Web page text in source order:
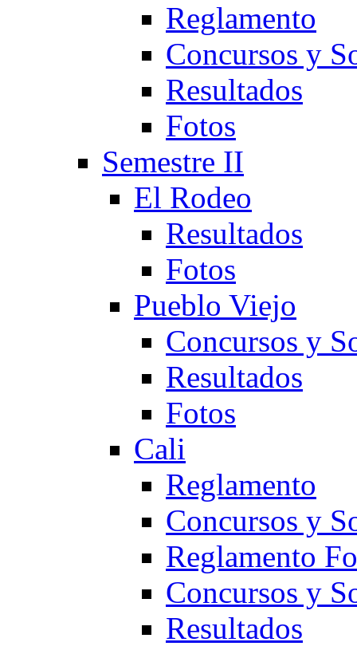
Reglamento
Concursos y
Resultados
Fotos
Semestre II
El Rodeo
Resultados
Fotos
Pueblo Viejo
Concursos y
Resultados
Fotos
Cali
Reglamento
Concursos y
Reglamento
Concursos y
Resultados